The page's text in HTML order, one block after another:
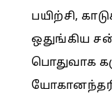
பயிற்சி,
ஒதுங்கிய
பொதுவாக